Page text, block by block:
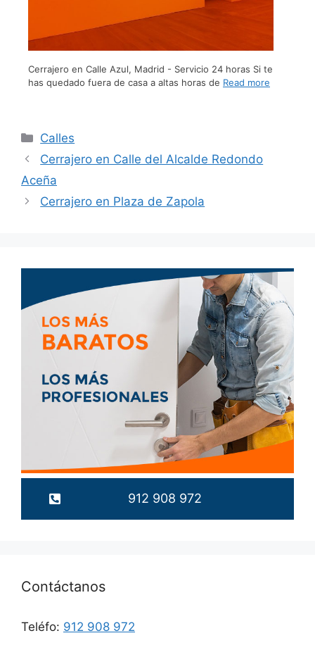
Cerrajero en Calle Azul, Madrid - Servicio 24 horas Si te
has quedado fuera de casa a altas horas de Read more
Calles
Cerrajero en Calle del Alcalde Redondo
Aceña
Cerrajero en Plaza de Zapola
912 908 972
Contáctanos
Teléfo: 912 908 972